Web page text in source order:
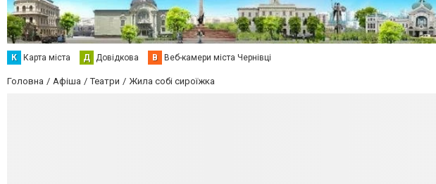
К Карта міста Д Довідкова В Веб-камери міста Чернівці
Головна Афіша Театри Жила собі сироїжка